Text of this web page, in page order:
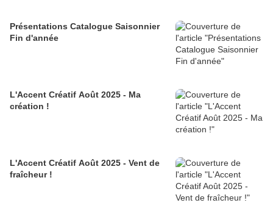
Présentations Catalogue Saisonnier
Fin d'année
L'Accent Créatif Août 2025 - Ma
création !
L'Accent Créatif Août 2025 - Vent de
fraîcheur !